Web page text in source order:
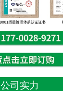
公司实力